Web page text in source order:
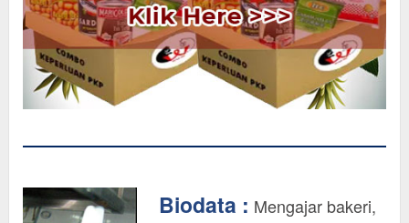
Biodata : Mengajar bakeri,